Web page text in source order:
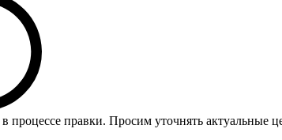
процессе правки. Просим уточнять